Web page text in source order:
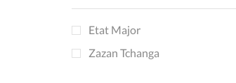
Etat Major
Zazan Tchanga